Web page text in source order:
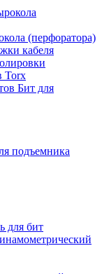
(перфоратора)
кабеля
Torx
Бит для
подъемника
для бит